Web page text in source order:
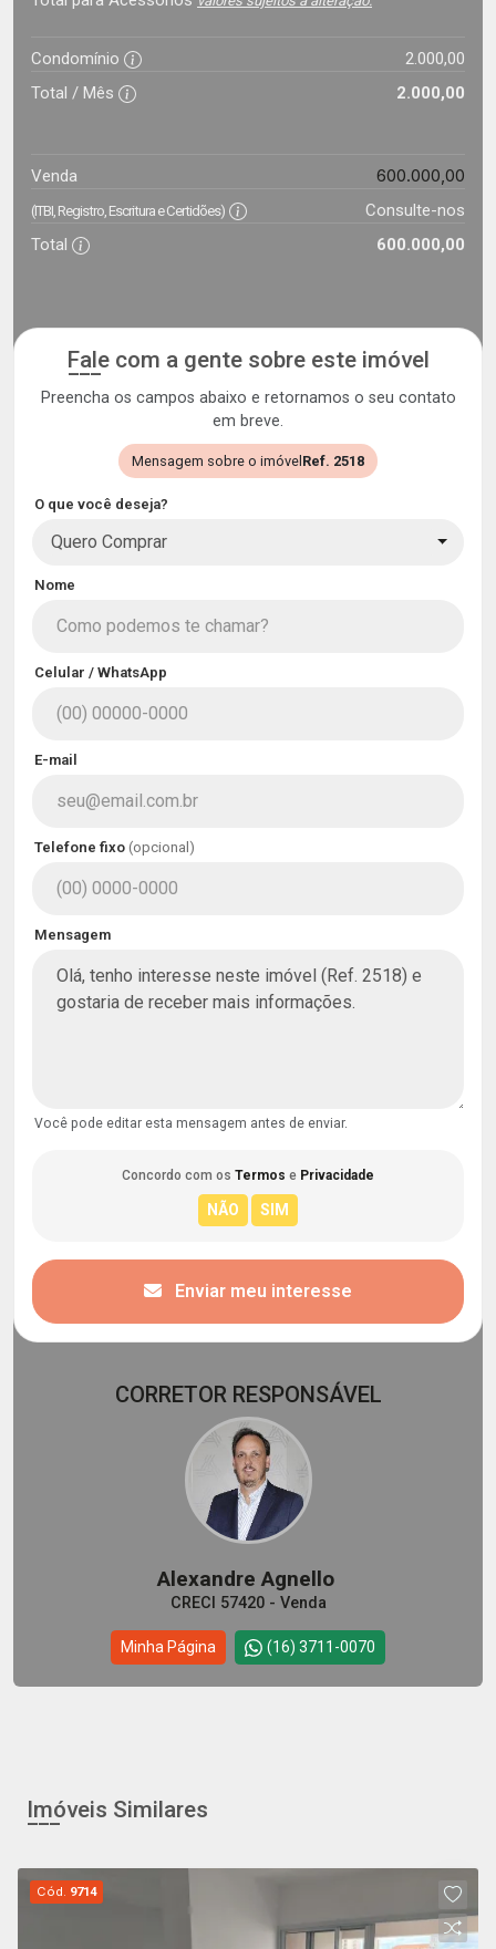
Condomínio
2.000,00
Total / Mês
2.000,00
Venda 600.000,00
(ITBI, Registro, Escritura e Certidões)
Consulte-nos
Total
600.000,00
Fale com a gente sobre este imóvel
Preencha os campos abaixo e retornamos o seu contato
em breve.
Mensagem sobre o imóvel Ref. 2518
O que você deseja?
Quero Comprar
Nome
Celular / WhatsApp
E-mail
Telefone fixo (opcional)
Mensagem
Você pode editar esta mensagem antes de enviar.
Concordo com os Termos e Privacidade
Enviar meu interesse
CORRETOR RESPONSÁVEL
Alexandre Agnello
CRECI 57420 - Venda
Minha Página (16) 3711-0070
Imóveis Similares
Cód. 9714